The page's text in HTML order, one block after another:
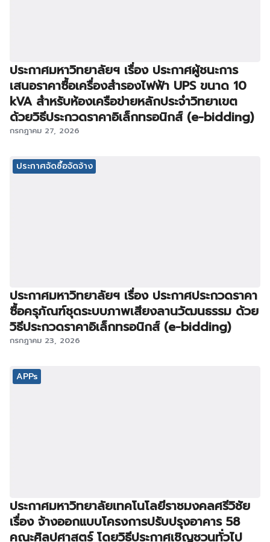
ประกาศมหาวิทยาลัยฯ เรื่อง ประกาศผู้ชนะการ
เสนอราคาซื้อเครื่องสำรองไฟฟ้า UPS ขนาด 10
kVA สำหรับห้องเครือข่ายหลักประจำวิทยาเขต
ด้วยวิธีประกวดราคาอิเล็กทรอนิกส์ (e-bidding)
กรกฎาคม 27, 2026
ประกาศจัดซื้อจัดจ้าง
ประกาศมหาวิทยาลัยฯ เรื่อง ประกาศประกวดราคา
ซื้อครุภัณฑ์ชุดระบบภาพเสียงลานวัฒนธรรม ด้วย
วิธีประกวดราคาอิเล็กทรอนิกส์ (e-bidding)
กรกฎาคม 23, 2026
APPs
ประกาศมหาวิทยาลัยเทคโนโลยีราชมงคลศรีวิชัย
เรื่อง จ้างออกแบบโครงการปรับปรุงอาคาร 58
คณะศิลปศาสตร์ โดยวิธีประกาศเชิญชวนทั่วไป